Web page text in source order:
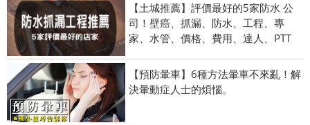
【土城推薦】評價最好的5家防水 公
司！壁癌、抓漏、防水、工程、專
家、水管、價格、費用、達人、PTT
【預防暈車】6種方法暈車不來亂！解
決暈動症人士的煩惱。